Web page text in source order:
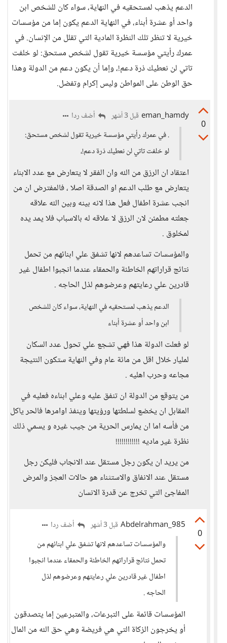
الدعم يذهب لمستحقيه في النهاية، سواء كان للشخص ابن
واحد أو عشرة أبناء، في النهاية الدعم يكون إما من مؤسسات
خيرية لا تنظر تلك النظرة المادية التي تقلل من الإنسان. في
عمرك رأيتي مؤسسة خيرية تقول لشخص مستحق: لو خلفت
تاتي لن نعطيك ذرة دعم!، وإما أن يكون دعم من الدولة وهذا
حق الوطن على المواطن وليس إكرام وتفضل.
0
eman_hamdy قبل 3 أشهر
أضف ردا
. في عمرك رأيتي مؤسسة خيرية تقول لشخص مستحق:
لو خلفت تاتي لن نعطيك ذرة دعم!،
اعتقاد ان الرزق من الله وان الفقر لا يتعارض مع عدد الابناء
يتعارض مع طلب الدعم او الصدقة اصلا ، فالمفترض ان من
انجب عشرة اطفال فعل هذا لانه بينه وبين الله علاقه
جعلته مطمئن لان الرزق لا علاقه له بالاسباب فلا يمد يده
لمخلوق .
والمؤسسات تساعدهم لانها تشفق علي ابنائهم من تحمل
نتائج قراراتهم الخاطئة والحمقاء عندما انجبوا اطفال غير
قادرين علي رعايتهم وعرضوهم لذل الحاجه .
الدعم يذهب لمستحقيه في النهاية، سواء كان للشخص
ابن واحد أو عشرة أبناء
لو فعلت الدولة هذا فهي تشجع علي تحول عدد السكان
لمليار خلال اقل من مائة عام وفي النهاية ستكون النتيجة
مجاعه وحرب اهليه .
من يتوقع من الدولة ان تنفق عليه وعلي ابناءه فعليه في
المقابل ان يخضع لسلطتها ورؤيتها وينفذ اوامرها فالحر ياكل
من فأسه اما ان يمارس الحرية من جيب غيره و يسمي ذلك
نظرة غير ماديه !!!!!!!!!!!!
من يريد ان يكون رجل مستقل عند الانجاب فليكن رجل
مستقل عند الانفاق والاستثناء هو حالات العجز والمرض
المفاجئ التي تخرج عن قدرة الانسان
0
Abdelrahman_985 قبل 3 أشهر
أضف ردا
والمؤسسات تساعدهم لانها تشفق علي ابنائهم من
تحمل نتائج قراراتهم الخاطئة والحمقاء عندما انجبوا
اطفال غير قادرين علي رعايتهم وعرضوهم لذل
الحاجه .
المؤسسات قائمة على التبرعات، والمتبرعين إما يتصدقون
أو يخرجون الزكاة التي هي فريضة وهي حق الله من المال